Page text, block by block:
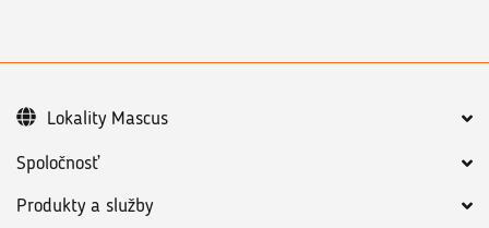
Spoločnosť
Produkty a služby
Lokality Mascus